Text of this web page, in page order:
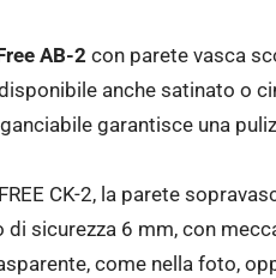
AB-2 con parete vasca
anche satinato o
garantisce una
CK-2, la parete
sicurezza 6 mm, con
come nella foto,